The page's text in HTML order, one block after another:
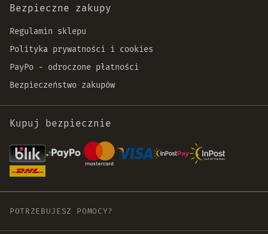
Bezpieczne zakupy
Regulamin sklepu
Polityka prywatności i cookies
PayPo - odroczone płatności
Bezpieczeństwo zakupów
Kupuj bezpiecznie
POTRZEBUJESZ POMOCY?